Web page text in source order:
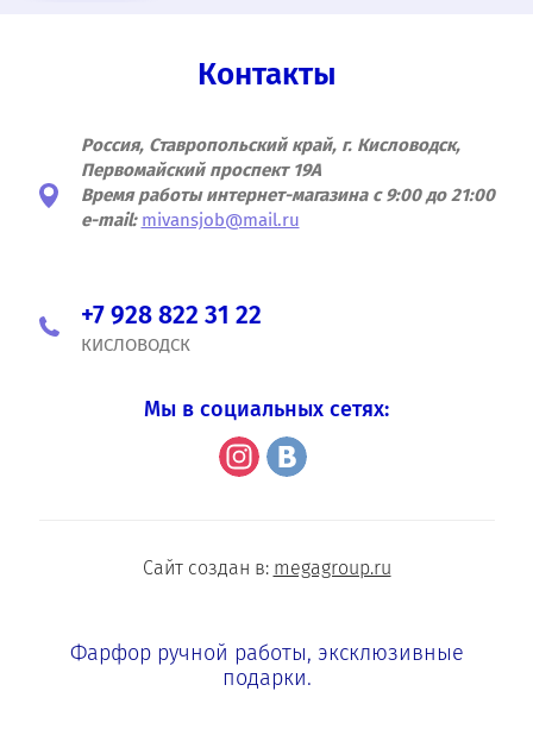
Фарфор ручной работы, эксклюзивные
подарки.
Контакты
Россия, Ставропольский край, г. Кисловодск,
Первомайский проспект 19А
Время работы интернет-магазина с 9:00 до 21:00
e-mail: mivansjob@mail.ru
+7 928 822 31 22
КИСЛОВОДСК
Мы в социальных сетях:
Сайт создан в: megagroup.ru